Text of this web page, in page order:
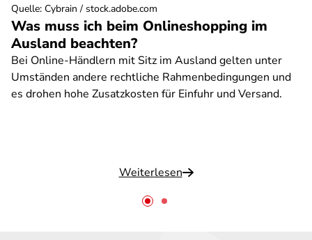
Was muss ich beim Onlineshopping im
Ausland beachten?
Bei Online-Händlern mit Sitz im Ausland gelten unter
Umständen andere rechtliche Rahmenbedingungen und
es drohen hohe Zusatzkosten für Einfuhr und Versand.
Weiterlesen
Quelle: Cybrain / stock.adobe.com